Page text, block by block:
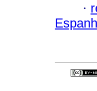
·